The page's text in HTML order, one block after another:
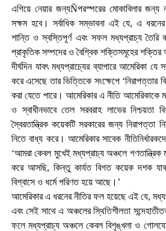
এগিয়ে নেয়ার জন্যÑপরস্পরের মোকাবিলার
সক্ষম হবে। সর্বাধিক সম্ভাবনা এই যে, এ
শান্তি ও স্বস্তিপূর্ণ এবং সফল মধ্যপ্রাচ্য তৈরি
প্রাকৃতিক সম্পদের ও বৈশ্বিক শক্তিসমূহের
দীর্ঘদিন যাবৎ মধ্যপ্রাচ্যের ব্যাপারে আমেরিকা
করে এসেছে তার ভিত্তিকে সংক্ষেপে ‘নিরাপত্তার
করা যেতে পারে। আমেরিকার এ নীতি আমেরিকাকে
ও স্বাধীনভাবে তেল সরবরাহ লাভের নিশ্চয়তা
স্বৈরতান্ত্রিক কয়েকটি সরকারের জন্য নিরাপত্তা
নিতে বাধ্য করে। আমেরিকার সাবেক
‘আমরা কেবল মুখেই মধ্যপ্রাচ্য অঞ্চলে
করে আসছি, কিন্তু কার্যত বিগত কয়েক দশক
বিশ্বাসে ও ধর্মে পরিণত হয়ে আছে।’
আমেরিকার এ ধরনের নীতির ফল হয়েছে এই যে,
এবং সেই সাথে এ অঞ্চলের স্থিতিশীলতা
ফলে মধ্যপ্রাচ্য অঞ্চলে কেবল বিশৃঙ্খলা ও